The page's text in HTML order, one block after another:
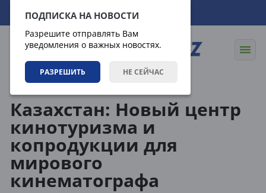
ПОДПИСКА НА НОВОСТИ
Разрешите отправлять Вам
уведомления о важных новостях.
РАЗРЕШИТЬ НЕ СЕЙЧАС
08.08.2026 08:10:29
Казахстан: Новый центр
кинотуризма и
копродукции для
мирового
кинематографа